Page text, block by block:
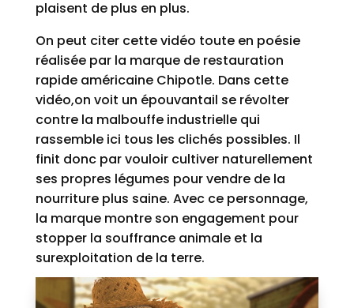
plaisent de plus en plus.
On peut citer cette vidéo toute en poésie
réalisée par la marque de restauration
rapide américaine Chipotle. Dans cette
vidéo,on voit un épouvantail se révolter
contre la malbouffe industrielle qui
rassemble ici tous les clichés possibles. Il
finit donc par vouloir cultiver naturellement
ses propres légumes pour vendre de la
nourriture plus saine. Avec ce personnage,
la marque montre son engagement pour
stopper la souffrance animale et la
surexploitation de la terre.